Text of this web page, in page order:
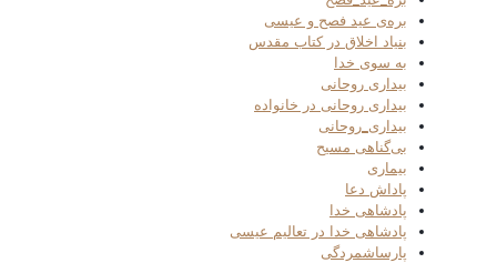
بره‌ی عید فصح و عیسی
بنیاد اخلاق در کتاب مقدس
به سوی خدا
بیداری روحانی
بیداری روحانی در خانواده
بیداری_روحانی
بی‌گناهی مسیح
بیماری
پاداش دعا
پادشاهی خدا
پادشاهی خدا در تعالیم عیسی
پارساشمردگی